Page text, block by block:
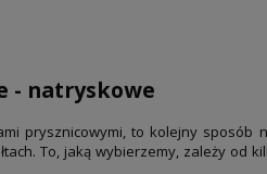
- natryskowe
prysznicowymi, to kolejny
To, jaką wybierzemy, zależy od